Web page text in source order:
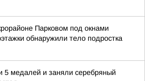
Парковом под окнами
обнаружили тело подростка
5 медалей и заняли серебряный